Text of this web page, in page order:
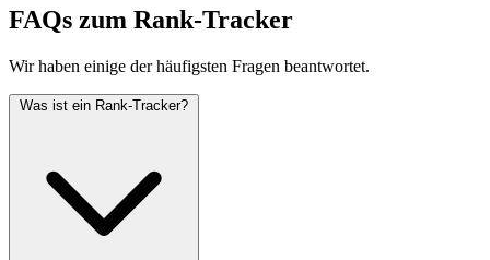
FAQs zum Rank-Tracker
Wir haben einige der häufigsten Fragen beantwortet.
Was ist ein Rank-Tracker?